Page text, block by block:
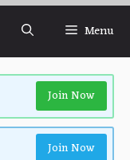
Menu
Join Now
Join Now